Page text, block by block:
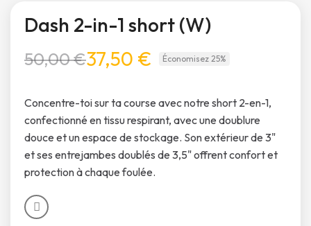
Dash 2-in-1 short (W)
50,00 €37,50 € Économisez 25%
Concentre-toi sur ta course avec notre short 2-en-1,
confectionné en tissu respirant, avec une doublure
douce et un espace de stockage. Son extérieur de 3"
et ses entrejambes doublés de 3,5" offrent confort et
protection à chaque foulée.